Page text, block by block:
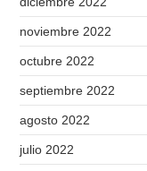
noviembre 2022
octubre 2022
septiembre 2022
agosto 2022
julio 2022